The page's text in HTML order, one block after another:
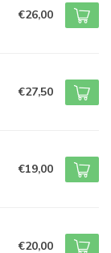
€26,00
€27,50
€19,00
€20,00